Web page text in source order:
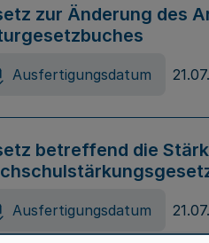
zur Änderung des
Ausfertigungsdatum
betreffend die
Ausfertigungsdatum